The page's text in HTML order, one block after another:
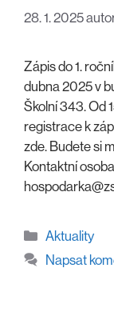
28. 1. 2025
Zápis do 1.
dubna 2025 v
Školní 343. Od
registrace k
zde. Budete si
Kontaktní
Rubriky
Aktuality
Napsat